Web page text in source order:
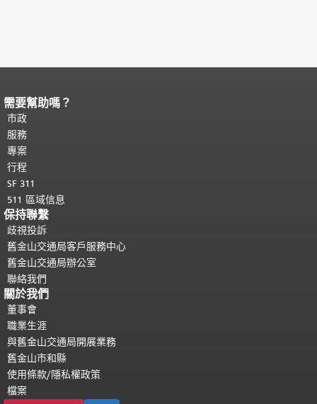
頁面內容結束。
都會重複顯示。
需要幫助嗎？
市政
服務
專案
行程
SF 311
511 區域信息
保持聯繫
歧視投訴
舊金山交通局客戶服務中心
舊金山交通局辦公室
聯絡我們
關於我們
董事會
職業生涯
與舊金山交通局開展業務
舊金山市和縣
使用條款/隱私權政策
檔案